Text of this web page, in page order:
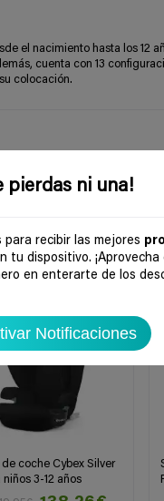
pierdas ni una!
recibir las mejores
tu dispositivo. ¡Aprovecha
en enterarte de los
Notificaciones
el nacimiento hasta los 12
cuenta con 13
colocación.
de coche Cybex Silver
niños 3-12 años